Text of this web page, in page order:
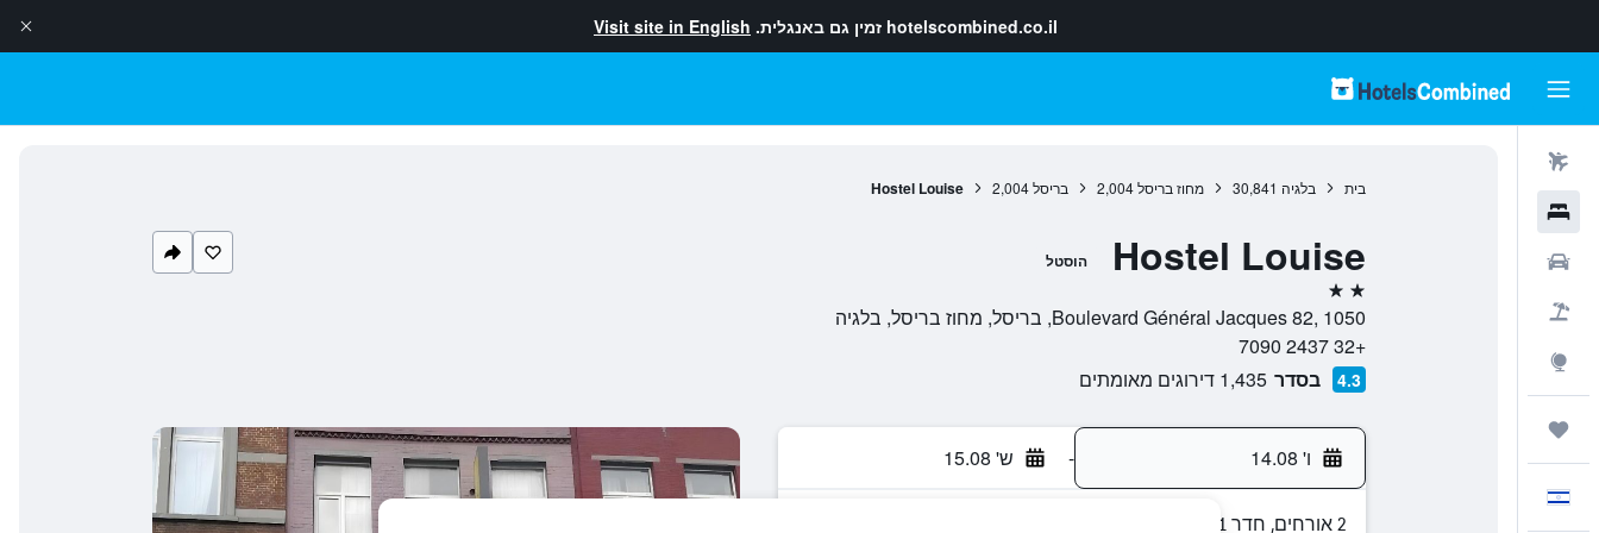
hotelscombined.co.il זמין גם באנגלית. Visit site in English
בית בלגיה 30,841 מחוז בריסל 2,004 בריסל 2,004
Hostel Louise
Hostel Louise הוסטל
2 כוכבים
Boulevard Général Jacques 82, 1050, בריסל, מחוז בריסל, בלגיה
+32 2437 7090
4.3 בסדר 1,435 דירוגים מאומתים
ו' 14.08 - ש' 15.08
2 אורחים, חדר 1